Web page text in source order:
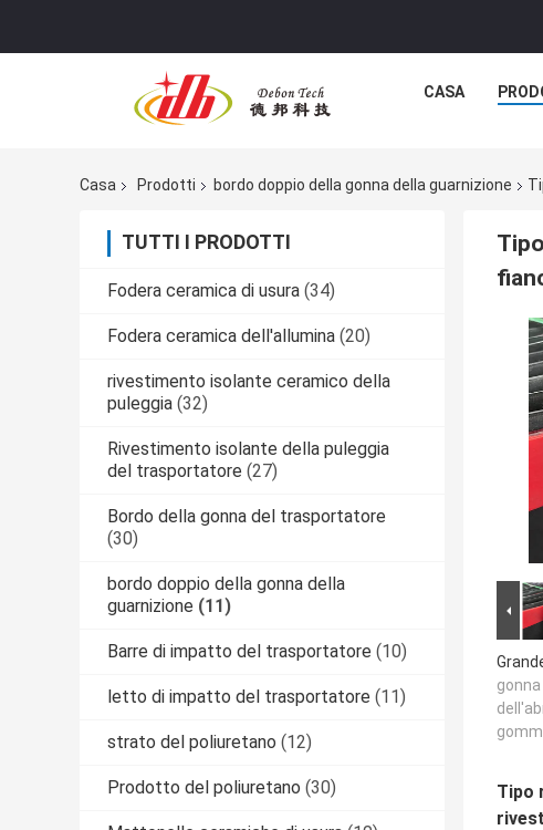
CASA
Casa Prodotti bordo doppio della gonna della guarnizione
TUTTI I PRODOTTI
Fodera ceramica di usura (34)
Fodera ceramica dell'allumina (20)
rivestimento isolante ceramico della
puleggia (32)
Rivestimento isolante della puleggia
del trasportatore (27)
Bordo della gonna del trasportatore
(30)
bordo doppio della gonna della
guarnizione (11)
Barre di impatto del trasportatore (10)
letto di impatto del trasportatore (11)
strato del poliuretano (12)
Prodotto del poliuretano (30)
Tipo